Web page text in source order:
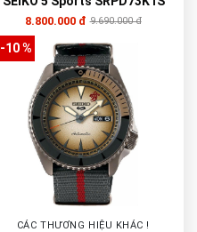
8.800.000 đ 9.690.000 đ
-10 %
CÁC THƯƠNG HIỆU KHÁC !